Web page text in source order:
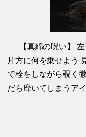
【真綿の呪い】 左
片方に何を乗せよう
で栓をしながら覗く
だら靡いてしまうア